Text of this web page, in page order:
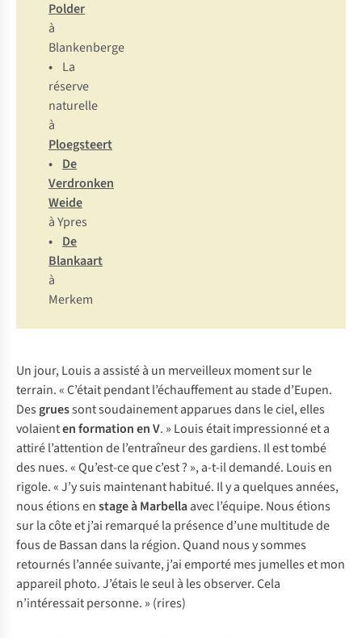
Polder
à
Blankenberge
• La
réserve
naturelle
à
Ploegsteert
• De
Verdronken
Weide
à Ypres
• De
Blankaart
à
Merkem
Un jour, Louis a assisté à un merveilleux moment sur le
terrain. « C’était pendant l’échauffement au stade d’Eupen.
Des gruessont soudainement apparues dans le ciel, elles
volaienten formation en V. » Louis était impressionné et a
attiré l’attention de l’entraîneur des gardiens. Il est tombé
des nues. « Qu’est-ce que c’est ? », a-t-il demandé. Louis en
rigole. « J’y suis maintenant habitué. Il y a quelques années,
nous étions enstage à Marbellaavec l’équipe. Nous étions
sur la côte et j’ai remarqué la présence d’une multitude de
fous de Bassan dans la région. Quand nous y sommes
retournés l’année suivante, j’ai emporté mes jumelles et mon
appareil photo. J’étais le seul à les observer. Cela
n’intéressait personne. » (rires)